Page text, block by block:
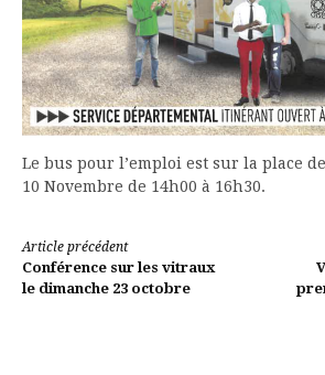
Le bus pour l’emploi est sur la place
10 Novembre de 14h00 à 16h30.
Lire
la
Article précédent
Conférence sur les vitraux
le dimanche 23 octobre